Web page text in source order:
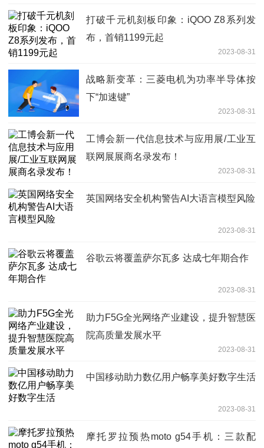
打破千元机刻板印象：iQOO Z8系列发
布，首销1199元起
2023-08-31
战略新变革：三菱电机为功率半导体按
下“加速键”
2023-08-31
工博会新一代信息技术与应用展/工业互
联网展展商名录发布！
2023-08-31
英国网络安全机构警告AI大语言模型风险
2023-08-31
谷歌云将覆盖萨尔瓦多 达成七年期合作
2023-08-31
助力F5G全光网络产业建设，提升智慧医
院高质量发展水平
2023-08-31
中国移动助力数亿用户畅享美好数字生活
2023-08-31
摩托罗拉预热moto g54手机：三款配